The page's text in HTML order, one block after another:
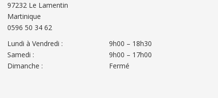
97232 Le Lamentin
Martinique
0596 50 34 62
Lundi à Vendredi :
Samedi :
Dimanche :
9h00 – 18h30
9h00 – 17h00
Fermé